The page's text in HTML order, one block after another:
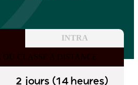
INTRA
OU CLASSE A DISTANCE
2 jours (14 heures)